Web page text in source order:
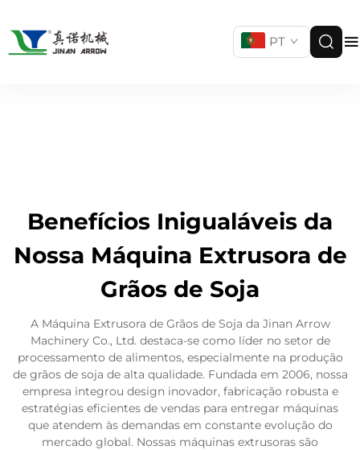
PT
Benefícios Inigualáveis da
Nossa Máquina Extrusora de
Grãos de Soja
A Máquina Extrusora de Grãos de Soja da Jinan Arrow
Machinery Co., Ltd. destaca-se como líder no setor de
processamento de alimentos, especialmente na produção
de grãos de soja de alta qualidade. Fundada em 2006, nossa
empresa integrou design inovador, fabricação robusta e
estratégias eficientes de vendas para entregar máquinas
que atendem às demandas em constante evolução do
mercado global. Nossas máquinas extrusoras são